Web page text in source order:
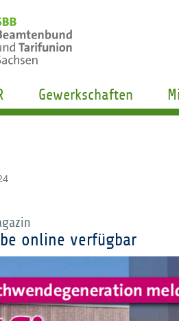
Gewerkschaften
online verfügbar